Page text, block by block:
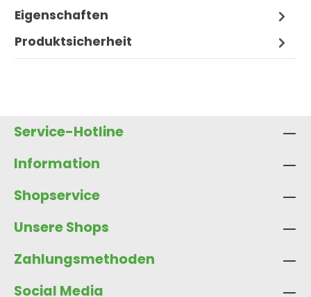
Eigenschaften
Produktsicherheit
Service-Hotline
Information
Shopservice
Unsere Shops
Zahlungsmethoden
Social Media